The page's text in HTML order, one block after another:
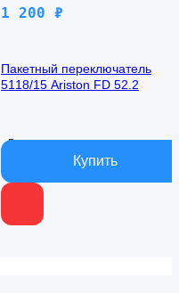
1 200 ₽
Пакетный переключатель
5118/15 Ariston FD 52.2
В наличии